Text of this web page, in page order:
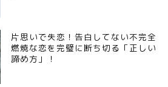
片思いで失恋！告白してない不完全
燃焼な恋を完璧に断ち切る「正しい
諦め方」！